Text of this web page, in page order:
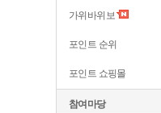
가위바위보
포인트 순위
포인트 쇼핑몰
참여마당